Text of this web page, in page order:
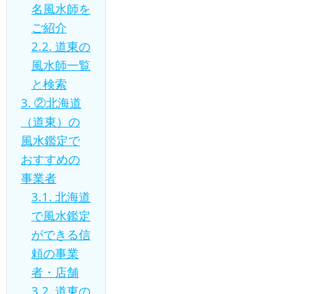
名風水師を
ご紹介
2.2. 道東の
風水師一覧
と検索
3. ②北海道
（道東）の
風水鑑定で
おすすめの
事業者
3.1. 北海道
で風水鑑定
ができる信
頼の事業
者・店舗